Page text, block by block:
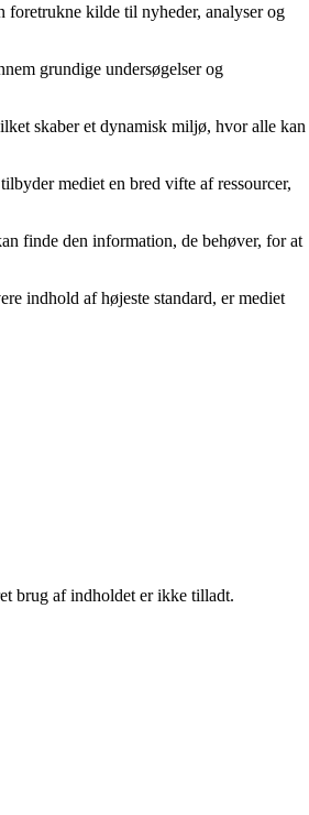
foretrukne kilde til nyheder, analyser og
grundige undersøgelser og
skaber et dynamisk miljø, hvor alle kan
mediet en bred vifte af ressourcer,
finde den information, de behøver, for at
indhold af højeste standard, er mediet
brug af indholdet er ikke tilladt.